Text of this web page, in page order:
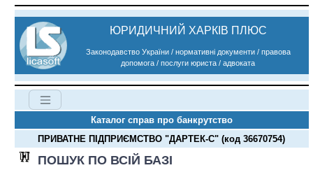
ЮРИДИЧНИЙ ХАРКІВ ПЛЮС
Законодавство України / нормативні документи / правова
допомога / послуги юриста / адвоката
Каталог справ про банкрутство
ПРИВАТНЕ ПІДПРИЄМСТВО "ДАРТЕК-С" (код 36670754)
ПОШУК ПО ВСІЙ БАЗІ